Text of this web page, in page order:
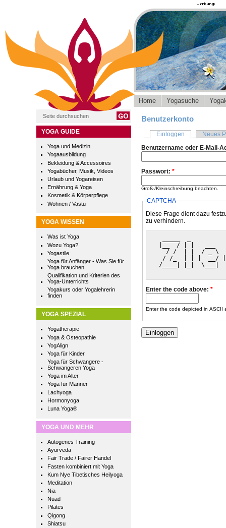
YOGA GUIDE
Yoga und Medizin
Yogaausbildung
Bekleidung & Accessoires
Yogabücher, Musik, Videos
Urlaub und Yogareisen
Ernährung & Yoga
Kosmetik & Körperpflege
Wohnen / Vastu
YOGA WISSEN
Was ist Yoga
Wozu Yoga?
Yogastile
Yoga für Anfänger - Was Sie für
Yoga brauchen
Qualifikation und Kriterien des
Yoga-Unterrichts
Yogakurs oder Yogalehrerin
finden
YOGA SPEZIAL
Yogatherapie
Yoga & Osteopathie
YogAlign
Yoga für Kinder
Yoga für Schwangere -
Schwangeren Yoga
Yoga im Alter
Yoga für Männer
Lachyoga
Hormonyoga
Luna Yoga®
YOGA UND MEHR
Autogenes Training
Ayurveda
Fair Trade / Fairer Handel
Fasten kombiniert mit Yoga
Kum Nye Tibetisches Heilyoga
Meditation
Nia
Nuad
Pilates
Qigong
Shiatsu
Home Yogasuche
Benutzerkonto
Einloggen
Neues
Benutzername oder E-Mail-
Passwort: *
Groß-/Kleinschreibung beachten.
CAPTCHA
Diese Frage dient dazu
zu verhindern.
|__  / | |   ___
/ /  | |  / _ \
/ /_  | | |  __/
/____| |_|  \___|
Enter the code above: *
Enter the code depicted in ASCII